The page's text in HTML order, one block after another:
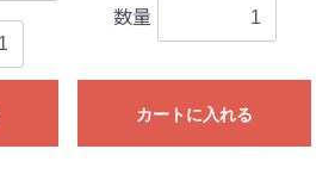
数量
カートに入れる